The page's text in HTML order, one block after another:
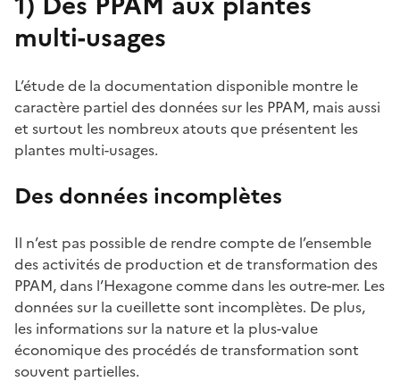
multi-usages
L’étude de la documentation disponible montre le
caractère partiel des données sur les PPAM, mais aussi
et surtout les nombreux atouts que présentent les
plantes multi-usages.
Des données incomplètes
Il n’est pas possible de rendre compte de l’ensemble
des activités de production et de transformation des
PPAM, dans l’Hexagone comme dans les outre-mer. Les
données sur la cueillette sont incomplètes. De plus,
les informations sur la nature et la plus-value
économique des procédés de transformation sont
souvent partielles.